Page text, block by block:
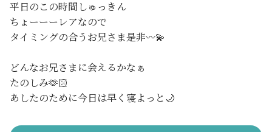
平日のこの時間しゅっきん
ちょーーーレアなので
タイミングの合うお兄さま是非〰️💫
どんなお兄さまに会えるかなぁ
たのしみ🫶🏻
あしたのために今日は早く寝よっと🌙